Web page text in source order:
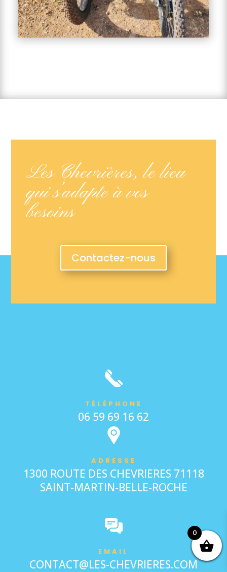
Les Chevrières, le lieu
qui s’adapte à vos
besoins
Contactez-nous
TÉLÉPHONE
06 59 69 16 62
ADRESSE
1300 ROUTE DES CHEVRIERES 71118
SAINT-MARTIN-BELLE-ROCHE
EMAIL
CONTACT@LES-CHEVRIERES.COM
0